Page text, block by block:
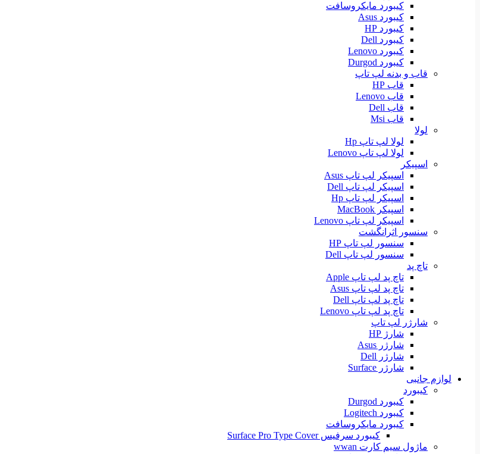
کیبورد مایکروسافت
کیبورد Asus
کیبورد HP
کیبورد Dell
کیبورد Lenovo
کیبورد Durgod
قاب و بدنه لپ تاپ
قاب HP
قاب Lenovo
قاب Dell
قاب Msi
لولا
لولا لپ تاپ Hp
لولا لپ تاپ Lenovo
اسپیکر
اسپیکر لپ تاپ Asus
اسپیکر لپ تاپ Dell
اسپیکر لپ تاپ Hp
اسپیکر MacBook
اسپیکر لپ تاپ Lenovo
سنسور اثرانگشت
سنسور لپ تاپ HP
سنسور لپ تاپ Dell
تاچ پد
تاچ پد لپ تاپ Apple
تاچ پد لپ تاپ Asus
تاچ پد لپ تاپ Dell
تاچ پد لپ تاپ Lenovo
شارژر لپ تاپ
شارژ HP
شارژر Asus
شارژر Dell
شارژر Surface
لوازم جانبی
کیبورد
کیبورد Durgod
کیبورد Logitech
کیبورد مایکروسافت
کیبورد سرفیس Surface Pro Type Cover
ماژول سیم کارت wwan